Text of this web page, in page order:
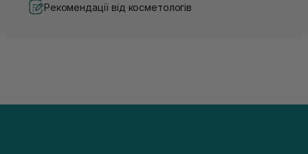
Рекомендації від косметологів